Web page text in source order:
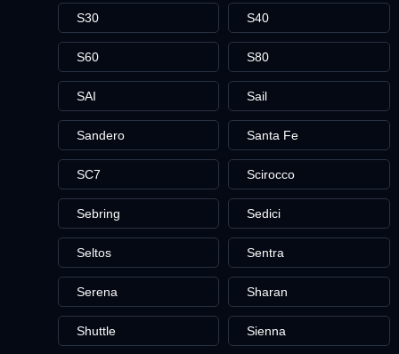
S30 S40
S60 S80
SAI Sail
Sandero Santa Fe
SC7 Scirocco
Sebring Sedici
Seltos Sentra
Serena Sharan
Shuttle Sienna